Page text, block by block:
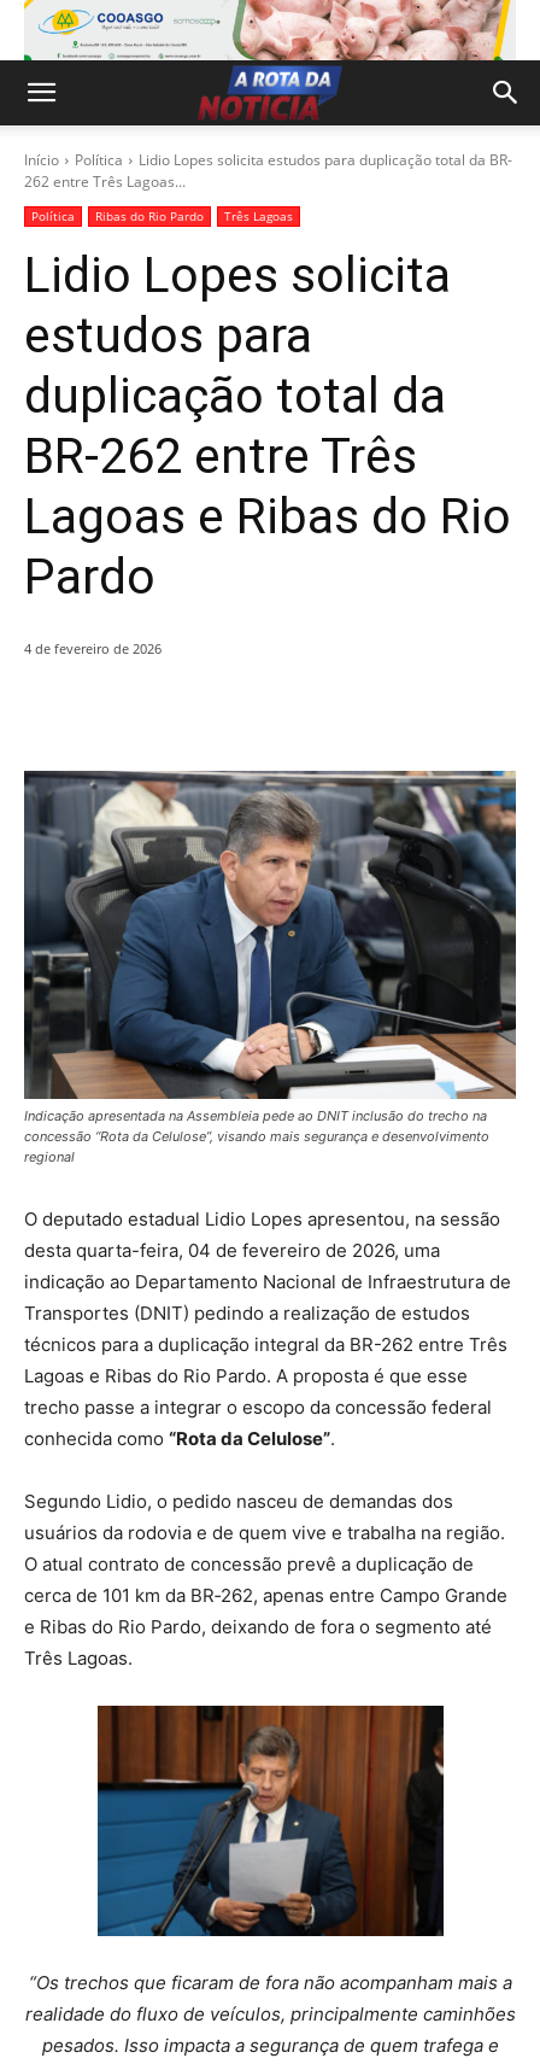
Início Política
Lidio Lopes solicita estudos para duplicação total da BR-
262 entre Três Lagoas...
Política Ribas do Rio Pardo Três Lagoas
Lidio Lopes solicita
estudos para
duplicação total da
BR-262 entre Três
Lagoas e Ribas do Rio
Pardo
4 de fevereiro de 2026
Indicação apresentada na Assembleia pede ao DNIT inclusão do trecho na
concessão “Rota da Celulose”, visando mais segurança e desenvolvimento
regional
O deputado estadual Lidio Lopes apresentou, na sessão
desta quarta-feira, 04 de fevereiro de 2026, uma
indicação ao Departamento Nacional de Infraestrutura de
Transportes (DNIT) pedindo a realização de estudos
técnicos para a duplicação integral da BR-262 entre Três
Lagoas e Ribas do Rio Pardo. A proposta é que esse
trecho passe a integrar o escopo da concessão federal
conhecida como “Rota da Celulose”.
Segundo Lidio, o pedido nasceu de demandas dos
usuários da rodovia e de quem vive e trabalha na região.
O atual contrato de concessão prevê a duplicação de
cerca de 101 km da BR‑262, apenas entre Campo Grande
e Ribas do Rio Pardo, deixando de fora o segmento até
Três Lagoas.
“Os trechos que ficaram de fora não acompanham mais a
realidade do fluxo de veículos, principalmente caminhões
pesados. Isso impacta a segurança de quem trafega e